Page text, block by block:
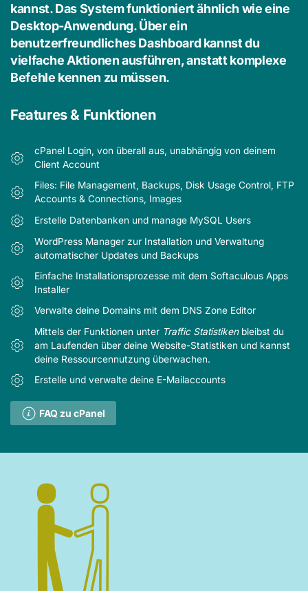
kannst. Das System funktioniert ähnlich wie eine
Desktop-Anwendung. Über ein
benutzerfreundliches Dashboard kannst du
vielfache Aktionen ausführen, anstatt komplexe
Befehle kennen zu müssen.
Features & Funktionen
cPanel Login, von überall aus, unabhängig von deinem
Client Account
Files: File Management, Backups, Disk Usage Control, FTP
Accounts & Connections, Images
Erstelle Datenbanken und manage MySQL Users
WordPress Manager zur Installation und Verwaltung
automatischer Updates und Backups
Einfache Installationsprozesse mit dem Softaculous Apps
Installer
Verwalte deine Domains mit dem DNS Zone Editor
Mittels der Funktionen unter Traffic Statistikenbleibst du
am Laufenden über deine Website-Statistiken und kannst
deine Ressourcennutzung überwachen.
Erstelle und verwalte deine E-Mailaccounts
FAQ zu cPanel